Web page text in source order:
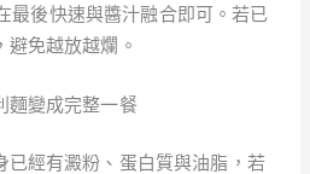
最後快速與醬汁融合即可。若已
免越放越爛。
麵變成完整一餐
已經有澱粉、蛋白質與油脂，若